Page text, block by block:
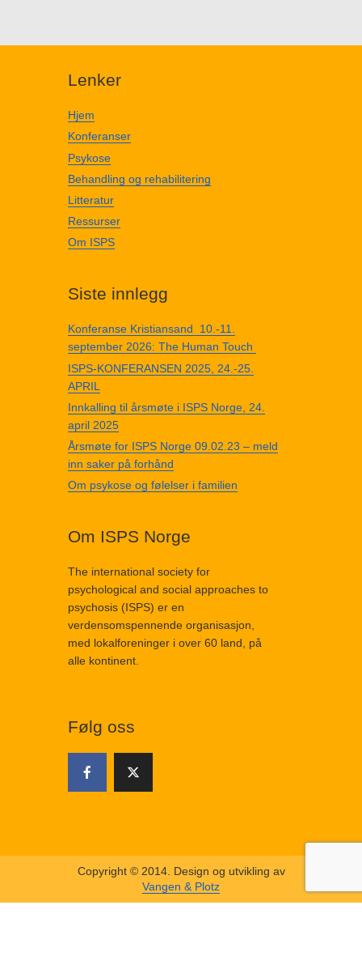
Lenker
Hjem
Konferanser
Psykose
Behandling og rehabilitering
Litteratur
Ressurser
Om ISPS
Siste innlegg
Konferanse Kristiansand 10.-11.
september 2026: The Human Touch
ISPS-KONFERANSEN 2025, 24.-25.
APRIL
Innkalling til årsmøte i ISPS Norge, 24.
april 2025
Årsmøte for ISPS Norge 09.02.23 – meld
inn saker på forhånd
Om psykose og følelser i familien
Om ISPS Norge
The international society for
psychological and social approaches to
psychosis (ISPS) er en
verdensomspennende organisasjon,
med lokalforeninger i over 60 land, på
alle kontinent.
Følg oss
Copyright © 2014. Design og utvikling av
Vangen & Plotz